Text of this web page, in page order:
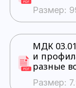
Размер:
МДК
и
разные
Размер: